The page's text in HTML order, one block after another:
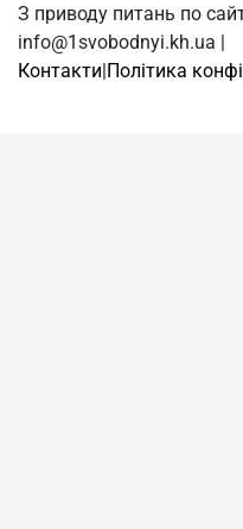
З приводу питань по
info@1svobodnyi.kh.ua |
Контакти|Політика